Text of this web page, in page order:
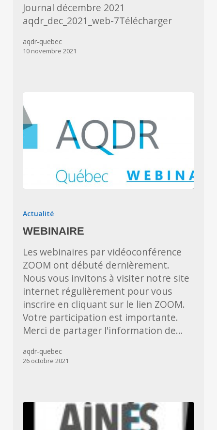
Journal décembre 2021
aqdr_dec_2021_web-7Télécharger
aqdr-quebec
10 novembre 2021
Actualité
WEBINAIRE
Les webinaires par vidéoconférence
ZOOM ont débuté dernièrement.
Nous vous invitons à visiter notre site
internet régulièrement pour vous
inscrire en cliquant sur le lien ZOOM.
Votre participation est importante.
Merci de partager l'information de…
aqdr-quebec
26 octobre 2021